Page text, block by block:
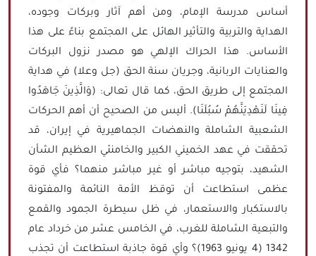
أساس مدرسة الإمام، ومن أهم آثار وبركات وجوده،
الهداية والتربية والتأثير الهائل على المجتمع بناءً على هذا
الأساس. هذا الحراك الإلهي هو مصدر نزول البركات
والعنايات الربانية، وجريان سنة الحق (جل وعلا) في هداية
المجتمع إلى طريق الحق، كما قال تعالى: (وَالَّذِينَ جَاهَدُوا
فِينَا لَنَهْدِيَنَّهُمْ سُبُلَنَا). أليس من الصحيح أن أهم الحركات
الشعبية الشاملة والنهضات الجماهيرية في إيران، قد
تحققت في عهد الخميني الكبير والخامنئي العظيم الشأن
الشهيد، بتوجيه مباشر أو غير مباشر منهما؟ فأي قوة
عظمى استطاعت أن توقظ الأمة النائمة والمفتونة
بالاستكبار والاستعمار، في ظل سيطرة الجمود والقمع
والتبعية الشاملة للغرب، في الخامس عشر من خرداد عام
1342 (4 يونيو 1963)؟ وأي قوة جاذبة استطاعت أن تجذب